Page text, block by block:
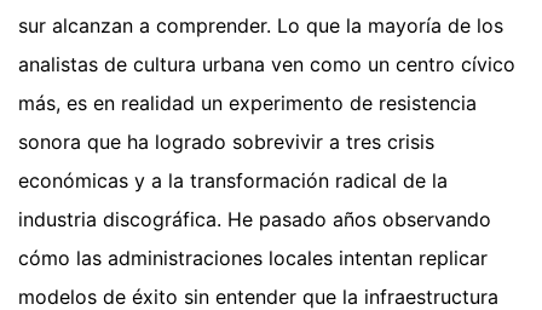
sur alcanzan a comprender. Lo que la mayoría de los
analistas de cultura urbana ven como un centro cívico
más, es en realidad un experimento de resistencia
sonora que ha logrado sobrevivir a tres crisis
económicas y a la transformación radical de la
industria discográfica. He pasado años observando
cómo las administraciones locales intentan replicar
modelos de éxito sin entender que la infraestructura